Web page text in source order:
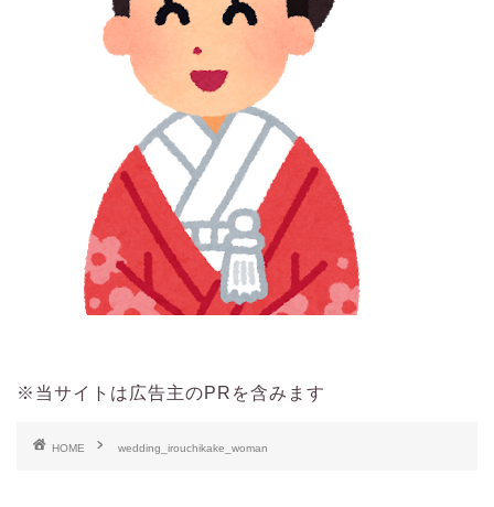
※当サイトは広告主のPRを含みます
HOME wedding_irouchikake_woman